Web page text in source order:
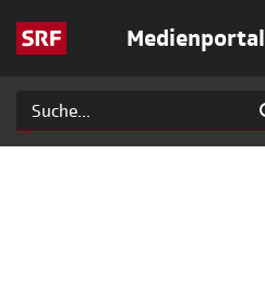
Medienportal